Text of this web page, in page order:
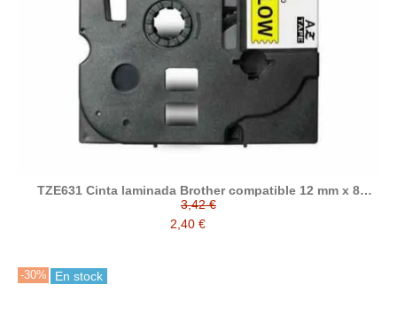
TZE631 Cinta laminada Brother compatible 12 mm x 8
metros
3,42 €
2,40 €
-30% En stock